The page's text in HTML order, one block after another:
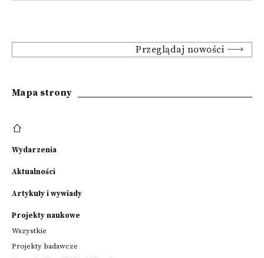
Przeglądaj nowości
Mapa strony
Wydarzenia
Aktualności
Artykuły i wywiady
Projekty naukowe
Wszystkie
Projekty badawcze